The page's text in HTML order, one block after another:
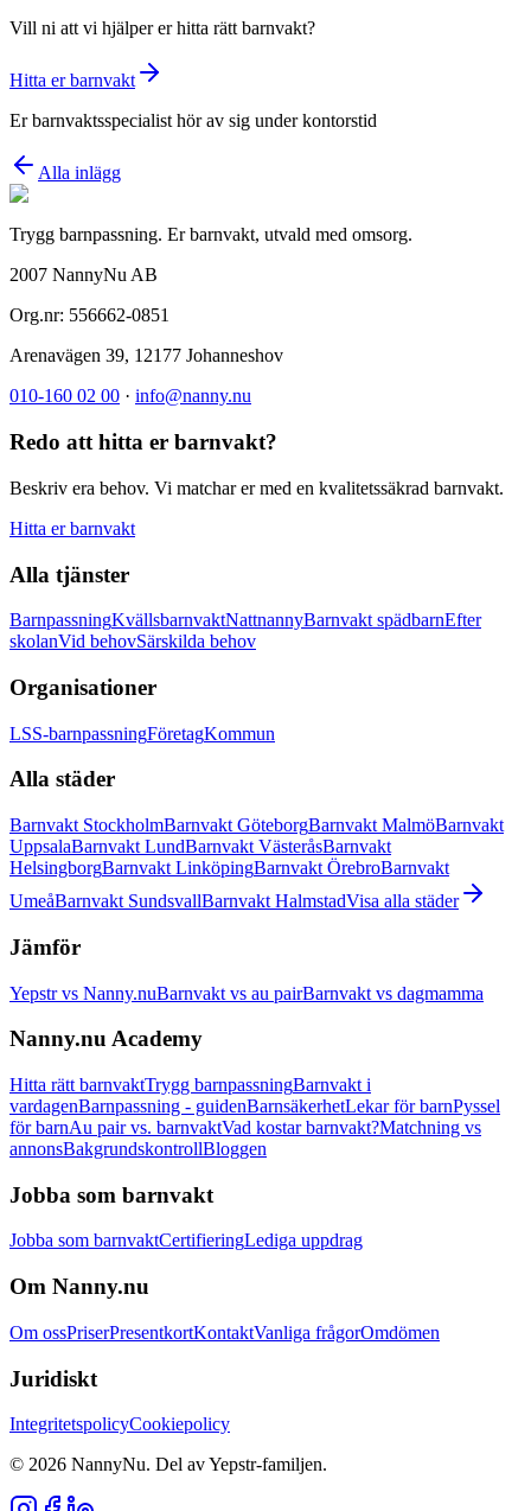
Vill ni att vi hjälper er hitta rätt barnvakt?
Hitta er barnvakt
Er barnvaktsspecialist hör av sig under kontorstid
Alla inlägg
Trygg barnpassning. Er barnvakt, utvald med omsorg.
2007 NannyNu AB
Org.nr: 556662-0851
Arenavägen 39, 12177 Johanneshov
010-160 02 00 · info@nanny.nu
Redo att hitta er barnvakt?
Beskriv era behov. Vi matchar er med en kvalitetssäkrad barnvakt.
Hitta er barnvakt
Alla tjänster
BarnpassningKvällsbarnvaktNattnannyBarnvakt spädbarnEfter
skolanVid behovSärskilda behov
Organisationer
LSS-barnpassningFöretagKommun
Alla städer
Barnvakt StockholmBarnvakt GöteborgBarnvakt MalmöBarnvakt
UppsalaBarnvakt LundBarnvakt VästeråsBarnvakt
HelsingborgBarnvakt LinköpingBarnvakt ÖrebroBarnvakt
UmeåBarnvakt SundsvallBarnvakt HalmstadVisa alla städer
Jämför
Yepstr vs Nanny.nuBarnvakt vs au pairBarnvakt vs dagmamma
Nanny.nu Academy
Hitta rätt barnvaktTrygg barnpassningBarnvakt i
vardagenBarnpassning - guidenBarnsäkerhetLekar för barnPyssel
för barnAu pair vs. barnvaktVad kostar barnvakt?Matchning vs
annonsBakgrundskontrollBloggen
Jobba som barnvakt
Jobba som barnvaktCertifieringLediga uppdrag
Om Nanny.nu
Om ossPriserPresentkortKontaktVanliga frågorOmdömen
Juridiskt
IntegritetspolicyCookiepolicy
© 2026 NannyNu. Del av Yepstr-familjen.